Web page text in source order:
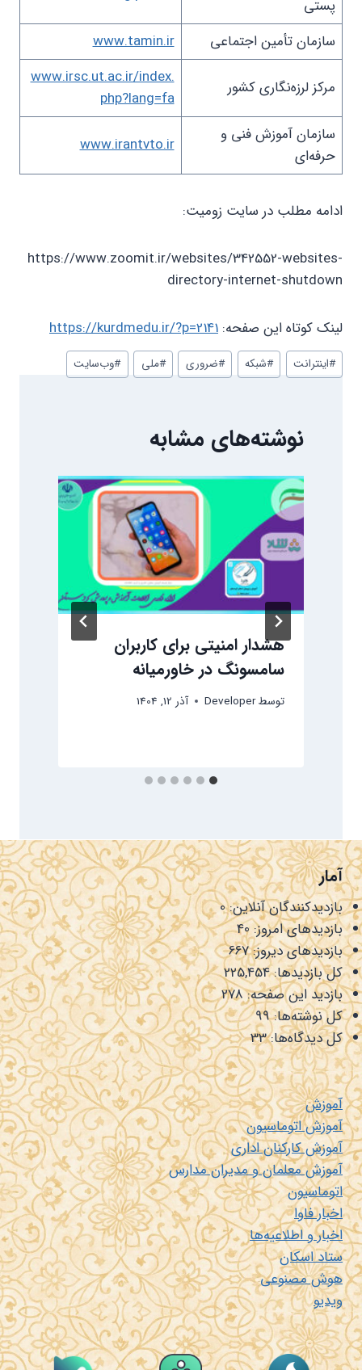
پستی
سازمان تأمین اجتماعی www.tamin.ir
مرکز لرزه‌نگاری کشور
www.irsc.ut.ac.ir/index.
php?lang=fa
سازمان آموزش فنی و
حرفه‌ای
www.irantvto.ir
ادامه مطلب در سایت زومیت:
https://www.zoomit.ir/websites/342552-websites-
directory-internet-shutdown
لینک کوتاه این صفحه: https://kurdmedu.ir/?p=2141
برچسب‌های
نوشته:
#اینترانت #شبکه #ضروری #ملی #وب‌سایت
نوشته‌های مشابه
هشدار امنیتی برای کاربران
سامسونگ در خاورمیانه‌
توسطDeveloper آذر 12, 1404
آمار
بازدیدکنندگان آنلاین:0
بازدیدهای امروز:40
بازدیدهای دیروز:667
کل بازدیدها:225,454
بازدید این صفحه:278
کل نوشته‌ها:99
کل دیدگاه‌ها:33
آموزش
آموزش اتوماسیون
آموزش کارکنان اداری
آموزش معلمان و مدیران مدارس
اتوماسیون
اخبار فاوا
اخبار و اطلاعیه‌ها
ستاد اسکان
هوش مصنوعی
ویدیو